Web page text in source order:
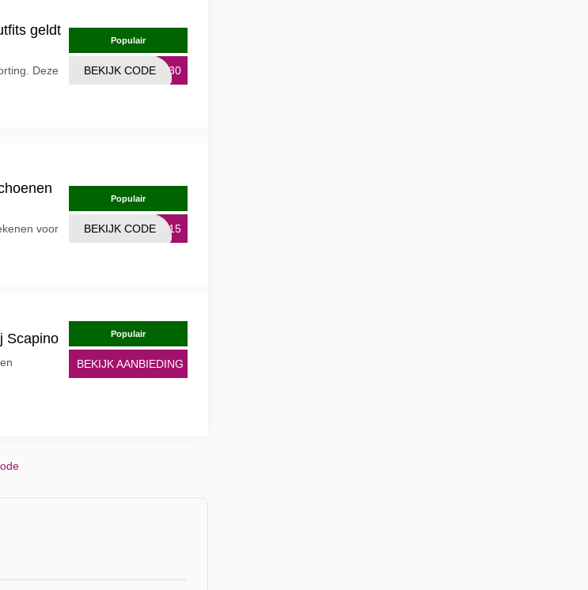
geldt
Deze
Populair
ST30
BEKIJK CODE
voor
Populair
DS15
BEKIJK CODE
Scapino Populair
BEKIJK AANBIEDING